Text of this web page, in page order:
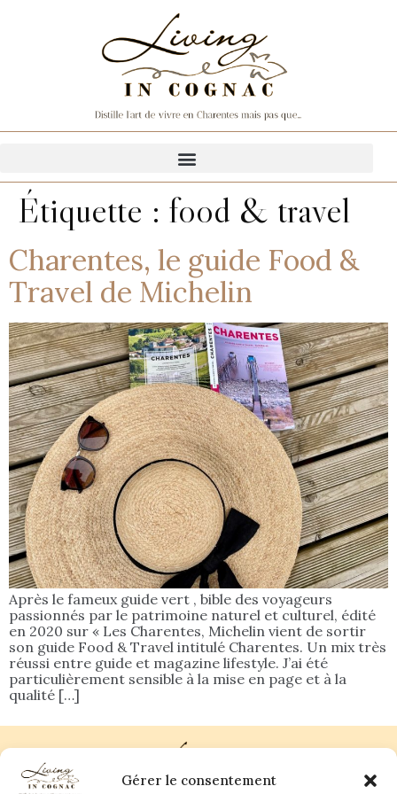
Gérer le consentement
Étiquette : food & travel
Charentes, le guide Food &
Travel de Michelin
Après le fameux guide vert , bible des voyageurs
passionnés par le patrimoine naturel et culturel, édité
en 2020 sur « Les Charentes, Michelin vient de sortir
son guide Food & Travel intitulé Charentes. Un mix très
réussi entre guide et magazine lifestyle. J’ai été
particulièrement sensible à la mise en page et à la
qualité […]